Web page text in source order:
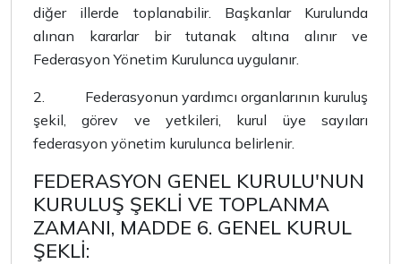
diğer illerde toplanabilir. Başkanlar Kurulunda
alınan kararlar bir tutanak altına alınır ve
Federasyon Yönetim Kurulunca uygulanır.
2.
Federasyonun yardımcı organlarının kuruluş
şekil, görev ve yetkileri, kurul üye sayıları
federasyon yönetim kurulunca belirlenir.
FEDERASYON GENEL KURULU'NUN
KURULUŞ ŞEKLİ VE TOPLANMA
ZAMANI, MADDE 6. GENEL KURUL
ŞEKLİ: